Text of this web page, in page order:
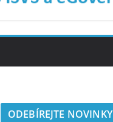
ODEBÍREJTE NOVINKY